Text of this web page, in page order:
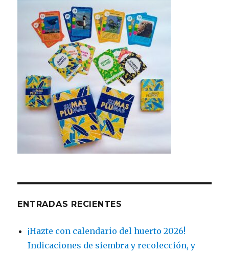
ENTRADAS RECIENTES
¡Hazte con calendario del huerto 2026!
Indicaciones de siembra y recolección, y